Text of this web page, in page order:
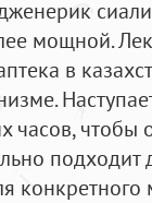
мощной.
в
часов, чтобы
подходит